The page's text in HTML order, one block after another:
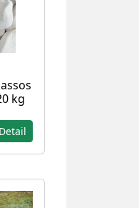
kg
Detail